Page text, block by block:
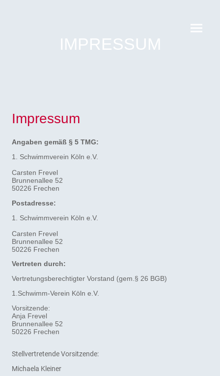
IMPRESSUM
Impressum
Angaben gemäß § 5 TMG:
1. Schwimmverein Köln e.V.
Carsten Frevel
Brunnenallee 52
50226 Frechen
Postadresse:
1. Schwimmverein Köln e.V.
Carsten Frevel
Brunnenallee 52
50226 Frechen
Vertreten durch:
Vertretungsberechtigter Vorstand (gem.§ 26 BGB)
1.Schwimm-Verein Köln e.V.
Vorsitzende:
Anja Frevel
Brunnenallee 52
50226 Frechen
Stellvertretende Vorsitzende:
Michaela Kleiner